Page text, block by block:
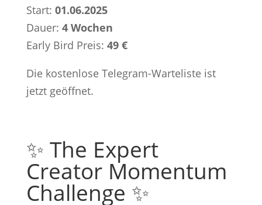
Start: 01.06.2025
Dauer: 4 Wochen
Early Bird Preis: 49 €
Die kostenlose Telegram-Warteliste ist
jetzt geöffnet.
✨ The Expert
Creator Momentum
Challenge ✨